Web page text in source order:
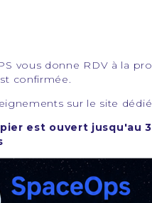
vous donne RDV à la
confirmée.
sur le site
est ouvert jusqu'au